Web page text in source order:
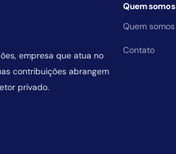
empresa que atua no
contribuições abrangem
privado.
Quem somos
Quem somos
Contato